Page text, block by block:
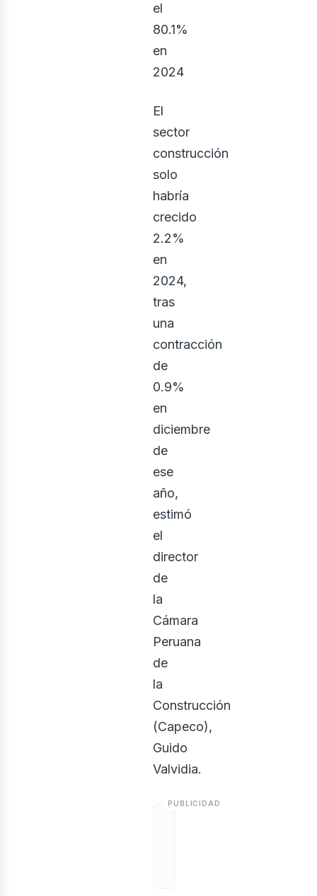
el
80.1%
en
2024
El
sector
construcción
solo
habría
crecido
2.2%
en
2024,
tras
una
contracción
de
0.9%
en
diciembre
de
ese
año,
estimó
el
director
de
la
Cámara
Peruana
de
la
Construcción
(Capeco),
Guido
Valvidia.